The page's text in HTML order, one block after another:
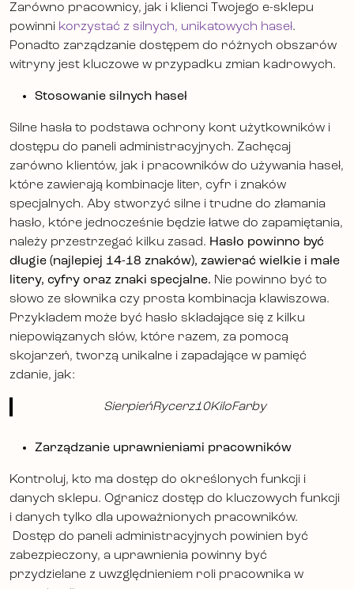
Zarówno pracownicy, jak i klienci Twojego e-sklepu
powinni korzystać z silnych, unikatowych haseł.
Ponadto zarządzanie dostępem do różnych obszarów
witryny jest kluczowe w przypadku zmian kadrowych.
Stosowanie silnych haseł
Silne hasła to podstawa ochrony kont użytkowników i
dostępu do paneli administracyjnych. Zachęcaj
zarówno klientów, jak i pracowników do używania haseł,
które zawierają kombinacje liter, cyfr i znaków
specjalnych. Aby stworzyć silne i trudne do złamania
hasło, które jednocześnie będzie łatwe do zapamiętania,
należy przestrzegać kilku zasad. Hasło powinno być
długie (najlepiej 14-18 znaków), zawierać wielkie i małe
litery, cyfry oraz znaki specjalne. Nie powinno być to
słowo ze słownika czy prosta kombinacja klawiszowa.
Przykładem może być hasło składające się z kilku
niepowiązanych słów, które razem, za pomocą
skojarzeń, tworzą unikalne i zapadające w pamięć
zdanie, jak:
SierpieńRycerz10KiloFarby
Zarządzanie uprawnieniami pracowników
Kontroluj, kto ma dostęp do określonych funkcji i
danych sklepu. Ogranicz dostęp do kluczowych funkcji
i danych tylko dla upoważnionych pracowników.
Dostęp do paneli administracyjnych powinien być
zabezpieczony, a uprawnienia powinny być
przydzielane z uwzględnieniem roli pracownika w